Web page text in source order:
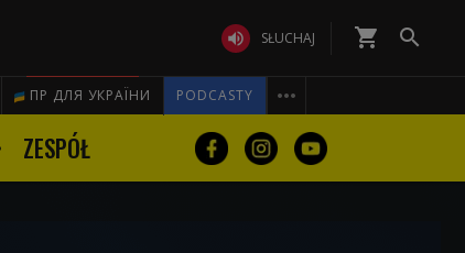
 SŁUCHAJ shopping_cart 
ПР ДЛЯ УКРАЇНИ PODCASTY 
ZESPÓŁ